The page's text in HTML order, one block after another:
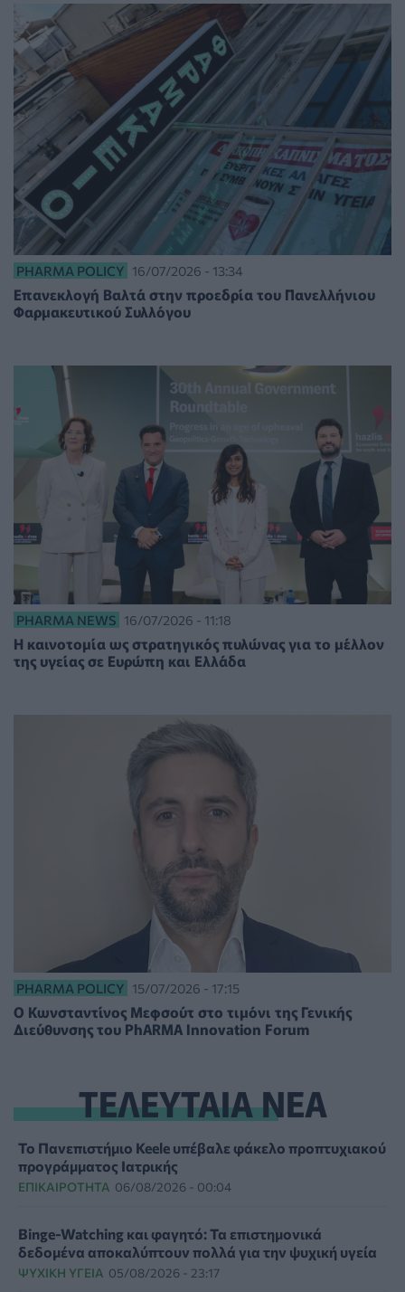
PHARMA POLICY 16/07/2026 - 13:34
Επανεκλογή Βαλτά στην προεδρία του Πανελλήνιου
Φαρμακευτικού Συλλόγου
PHARMA NEWS 16/07/2026 - 11:18
Η καινοτομία ως στρατηγικός πυλώνας για το μέλλον
της υγείας σε Ευρώπη και Ελλάδα
PHARMA POLICY 15/07/2026 - 17:15
Ο Κωνσταντίνος Μεφσούτ στο τιμόνι της Γενικής
Διεύθυνσης του PhARMA Innovation Forum
ΤΕΛΕΥΤΑΙΑ ΝΕΑ
Το Πανεπιστήμιο Keele υπέβαλε φάκελο προπτυχιακού
προγράμματος Ιατρικής
ΕΠΙΚΑΙΡΌΤΗΤΑ 06/08/2026 - 00:04
Binge-Watching και φαγητό: Τα επιστημονικά
δεδομένα αποκαλύπτουν πολλά για την ψυχική υγεία
ΨΥΧΙΚΉ ΥΓΕΊΑ 05/08/2026 - 23:17